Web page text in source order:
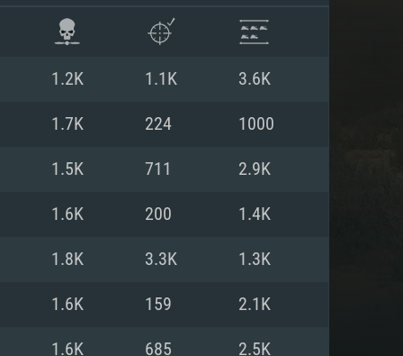
1.2K 1.1K 3.6K
1.7K 224 1000
1.5K 711 2.9K
1.6K 200 1.4K
1.8K 3.3K 1.3K
1.6K 159 2.1K
1.6K 685 2.5K